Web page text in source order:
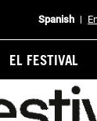
Spanish
EL FESTIVAL